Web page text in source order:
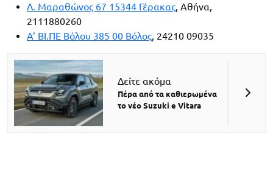
Λ. Μαραθώνος 67 15344 Γέρακας , Αθήνα,
2111880260
A’ BI.ΠΕ Βόλου 385 00 Βόλος , 24210 09035
Δείτε ακόμα
Πέρα από τα καθιερωμένα
το νέο Suzuki e Vitara